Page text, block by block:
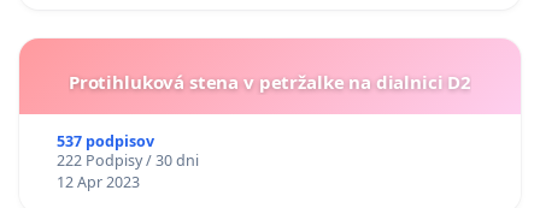
Protihluková stena v petržalke na dialnici D2
537 podpisov
222 Podpisy / 30 dni
12 Apr 2023